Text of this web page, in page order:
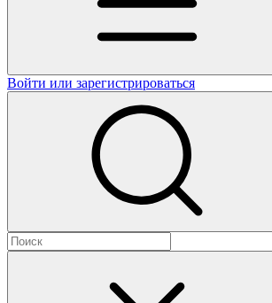
Войти или зарегистрироваться